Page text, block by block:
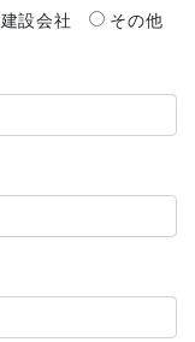
建設会社 その他